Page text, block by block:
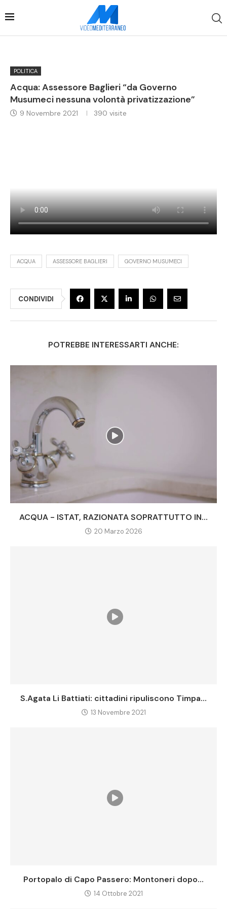
POLITICA
Acqua: Assessore Baglieri “da Governo
Musumeci nessuna volontà privatizzazione”
9 Novembre 2021 390 visite
ACQUA ASSESSORE BAGLIERI GOVERNO MUSUMECI
CONDIVIDI
POTREBBE INTERESSARTI ANCHE:
ACQUA - ISTAT, RAZIONATA SOPRATTUTTO IN...
20 Marzo 2026
S.Agata Li Battiati: cittadini ripuliscono Timpa...
13 Novembre 2021
Portopalo di Capo Passero: Montoneri dopo...
14 Ottobre 2021